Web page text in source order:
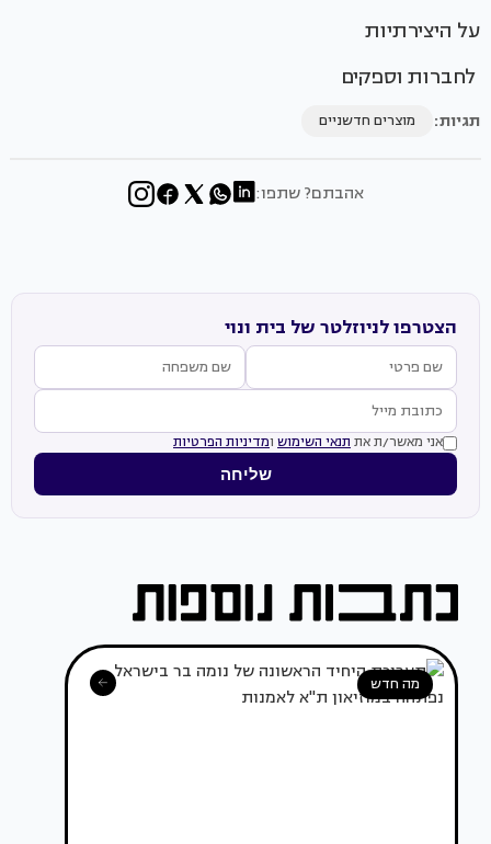
על היצירתיות
לחברות וספקים
תגיות: מוצרים חדשניים
אהבתם? שתפו:
הצטרפו לניוזלטר של בית ונוי
אני מאשר/ת את תנאי השימוש ומדיניות הפרטיות
שליחה
מה חדש